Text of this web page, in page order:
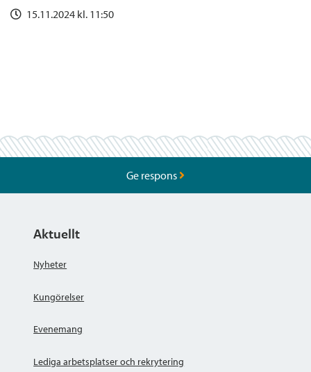
15.11.2024 kl. 11:50
Ge respons
Aktuellt
Nyheter
Kungörelser
Evenemang
Lediga arbetsplatser och rekrytering